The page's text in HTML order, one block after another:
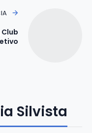
Silvista